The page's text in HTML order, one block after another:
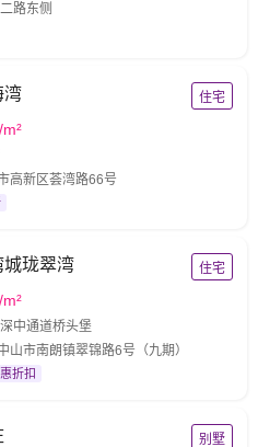
路东侧
湾 住宅
高新区荟湾路66号
城珑翠湾 住宅
中通道桥头堡
山市南朗镇翠锦路6号（九期）
折扣
别墅